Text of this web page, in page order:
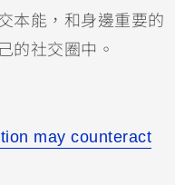
本能，和身邊重要的
的社交圈中。
may counteract